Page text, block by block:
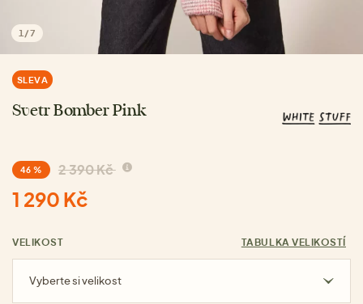
1 /7
SLEVA
Svetr Bomber Pink
46 % 2 390 Kč
1 290 Kč
VELIKOST TABULKA VELIKOSTÍ
Vyberte si velikost